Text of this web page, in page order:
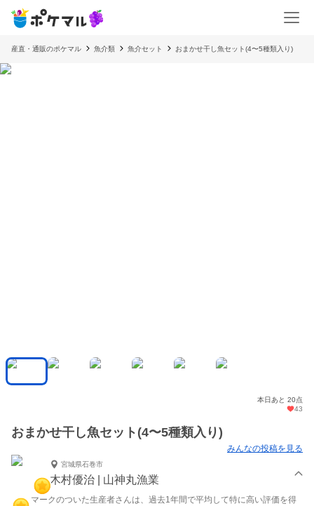
産直・通販のポケマル 魚介類 魚介セット おまかせ干し魚セット(4〜5種類入り)
本日あと 20点
43
おまかせ干し魚セット(4〜5種類入り)
みんなの投稿を見る
宮城県石巻市
木村優治 | 山神丸漁業
マークのついた生産者さんは、過去1年間で平均して特に高い評価を得